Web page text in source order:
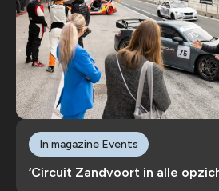
‘Circuit Zandvoort in alle
In magazine Events